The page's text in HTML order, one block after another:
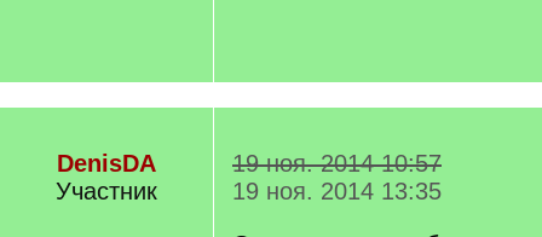
DenisDA
Участник
19 ноя. 2014 10:57
19 ноя. 2014 13:35